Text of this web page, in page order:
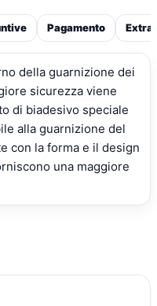
Pagamento Extra
della guarnizione dei
sicurezza viene
di biadesivo speciale
alla guarnizione del
con la forma e il design
una maggiore